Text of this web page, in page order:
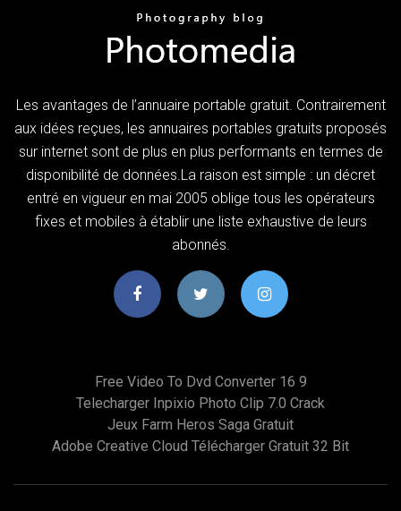
Les avantages de l’annuaire portable gratuit. Contrairement
aux idées reçues, les annuaires portables gratuits proposés
sur internet sont de plus en plus performants en termes de
disponibilité de données.La raison est simple : un décret
entré en vigueur en mai 2005 oblige tous les opérateurs
fixes et mobiles à établir une liste exhaustive de leurs
abonnés.
Free Video To Dvd Converter 16 9
Telecharger Inpixio Photo Clip 7.0 Crack
Jeux Farm Heros Saga Gratuit
Adobe Creative Cloud Télécharger Gratuit 32 Bit